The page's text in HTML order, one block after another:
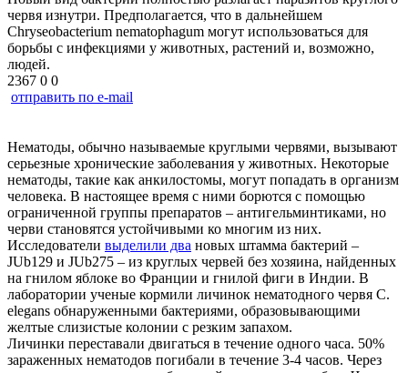
червя изнутри. Предполагается, что в дальнейшем
Chryseobacterium nematophagum могут использоваться для
борьбы с инфекциями у животных, растений и, возможно,
людей.
2367 0 0
отправить по e-mail
Нематоды, обычно называемые круглыми червями, вызывают
серьезные хронические заболевания у животных. Некоторые
нематоды, такие как анкилостомы, могут попадать в организм
человека. В настоящее время с ними борются с помощью
ограниченной группы препаратов – антигельминтиками, но
черви становятся устойчивыми ко многим из них.
Исследователи выделили два новых штамма бактерий –
JUb129 и JUb275 – из круглых червей без хозяина, найденных
на гнилом яблоке во Франции и гнилой фиги в Индии. В
лаборатории ученые кормили личинок нематодного червя C.
elegans обнаруженными бактериями, образовывающими
желтые слизистые колонии с резким запахом.
Личинки переставали двигаться в течение одного часа. 50%
зараженных нематодов погибали в течение 3-4 часов. Через